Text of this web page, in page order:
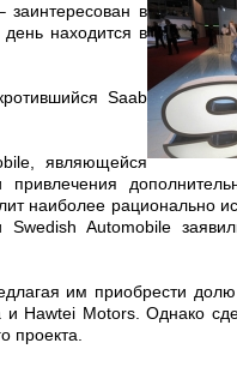
заинтересован в
находится в
Saab
являющейся
наиболее рационально
Automobile
им приобрести
и Hawtei Motors. Однако
проекта.